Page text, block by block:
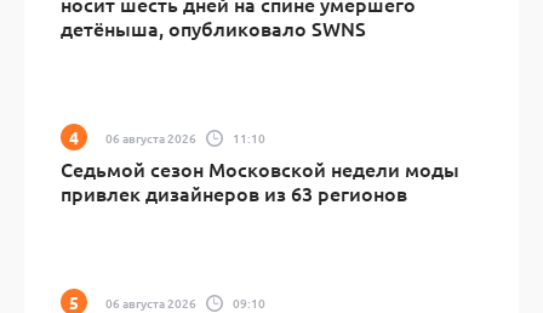
детёныша, опубликовало SWNS
06 августа 2026 11:10
Седьмой сезон Московской недели моды
привлек дизайнеров из 63 регионов
06 августа 2026 09:10